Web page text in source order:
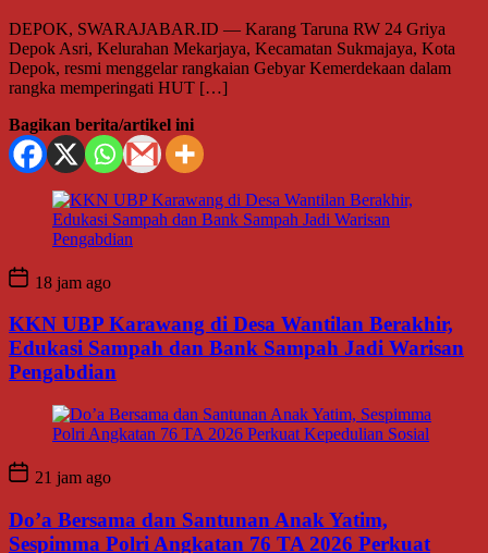
DEPOK, SWARAJABAR.ID — Karang Taruna RW 24 Griya
Depok Asri, Kelurahan Mekarjaya, Kecamatan Sukmajaya, Kota
Depok, resmi menggelar rangkaian Gebyar Kemerdekaan dalam
rangka memperingati HUT […]
Bagikan berita/artikel ini
18 jam ago
KKN UBP Karawang di Desa Wantilan Berakhir,
Edukasi Sampah dan Bank Sampah Jadi Warisan
Pengabdian
21 jam ago
Do’a Bersama dan Santunan Anak Yatim,
Sespimma Polri Angkatan 76 TA 2026 Perkuat